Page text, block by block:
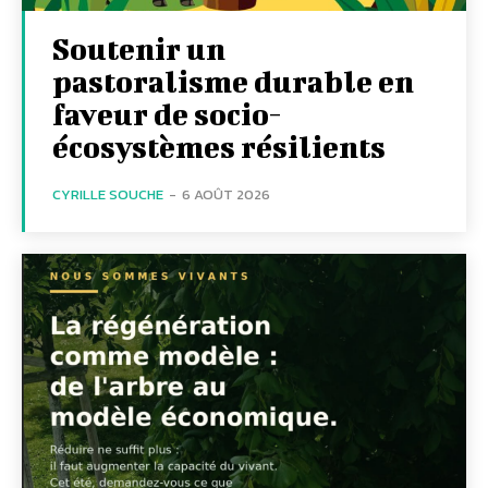
Soutenir un
pastoralisme durable en
faveur de socio-
écosystèmes résilients
CYRILLE SOUCHE - 6 AOÛT 2026